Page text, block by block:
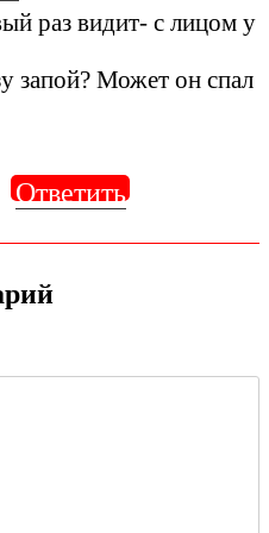
раз видит- с лицом у
запой? Может он спал
Ответить